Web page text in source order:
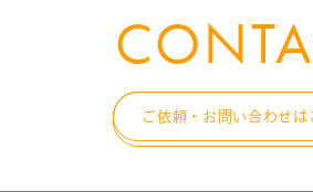
ご依頼・お問い合わせは